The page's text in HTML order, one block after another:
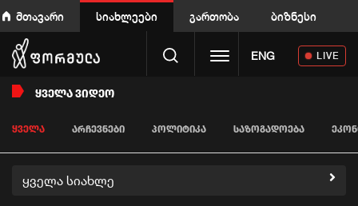
მთავარი სიახლეები გართობა ბიზნესი
Toggle navigation
ENG LIVE
ᲧᲕᲔᲚᲐ ᲕᲘᲓᲔᲝ
ᲧᲕᲔᲚᲐ ᲐᲠᲩᲔᲕᲜᲔᲑᲘ ᲞᲝᲚᲘᲢᲘᲙᲐ ᲡᲐᲖᲝᲒᲐᲓᲝᲔᲑᲐ
ყველა სიახლე